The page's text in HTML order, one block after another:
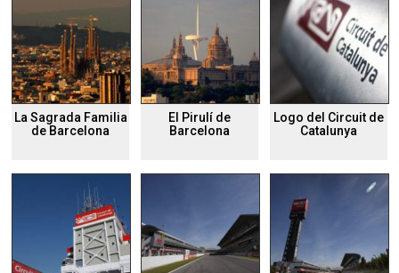
La Sagrada Familia
de Barcelona
El Pirulí de
Barcelona
Logo del Circuit de
Catalunya